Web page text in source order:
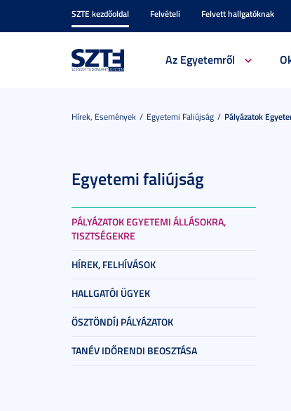
SZTE kezdőoldal Felvételi Felvett hallgatóknak
Az Egyetemről
Hírek, Események Egyetemi Faliújság Pályázatok
Egyetemi faliújság
PÁLYÁZATOK EGYETEMI ÁLLÁSOKRA,
TISZTSÉGEKRE
HÍREK, FELHÍVÁSOK
HALLGATÓI ÜGYEK
ÖSZTÖNDÍJ PÁLYÁZATOK
TANÉV IDŐRENDI BEOSZTÁSA